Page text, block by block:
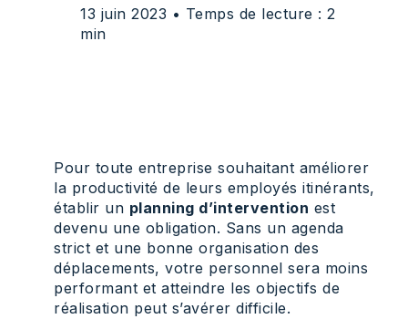
13 juin 2023 • Temps de lecture : 2
min
Pour toute entreprise souhaitant améliorer
la productivité de leurs employés itinérants,
établir un planning d’intervention est
devenu une obligation. Sans un agenda
strict et une bonne organisation des
déplacements, votre personnel sera moins
performant et atteindre les objectifs de
réalisation peut s’avérer difficile.